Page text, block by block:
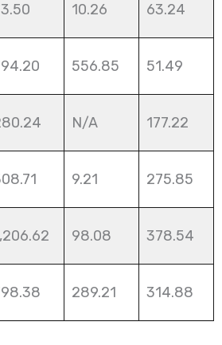
10.26 63.24
556.85 51.49
N/A 177.22
9.21 275.85
98.08 378.54
289.21 314.88